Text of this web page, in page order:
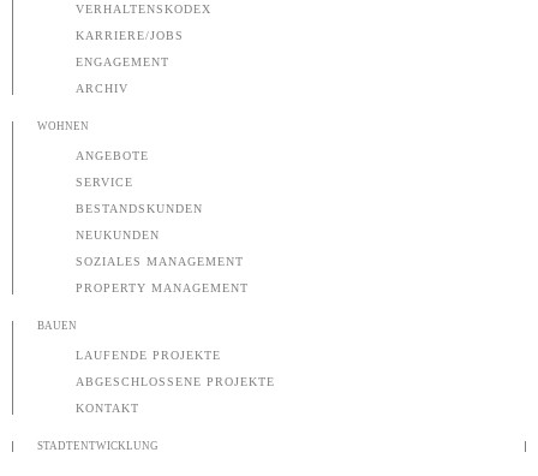
VERHALTENSKODEX
KARRIERE/JOBS
ENGAGEMENT
ARCHIV
WOHNEN
ANGEBOTE
SERVICE
BESTANDSKUNDEN
NEUKUNDEN
SOZIALES MANAGEMENT
PROPERTY MANAGEMENT
BAUEN
LAUFENDE PROJEKTE
ABGESCHLOSSENE PROJEKTE
KONTAKT
STADTENTWICKLUNG